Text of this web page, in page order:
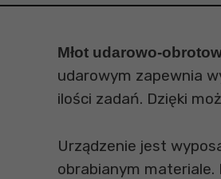
Młot udarowo-
udarowym zapewnia
ilości zadań. Dzięki
Urządzenie jest
obrabianym materiale.